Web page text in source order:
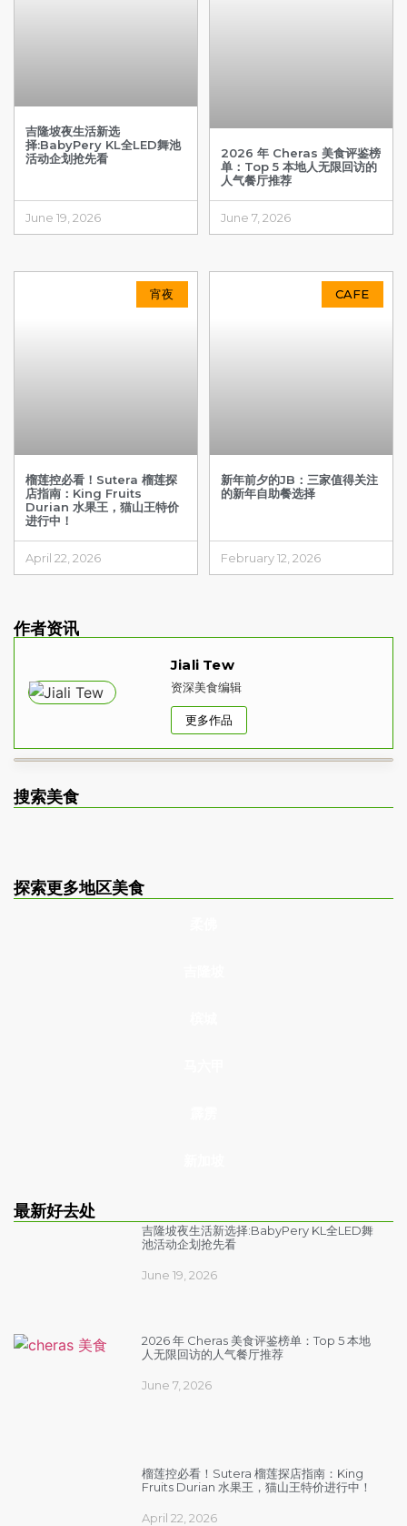
吉隆坡夜生活新选
择:BabyPery KL全LED舞池
活动企划抢先看
June 19, 2026
2026 年 Cheras 美食评鉴榜
单：Top 5 本地人无限回访的
人气餐厅推荐
June 7, 2026
宵夜
榴莲控必看！Sutera 榴莲探
店指南：King Fruits
Durian 水果王，猫山王特价
进行中！
April 22, 2026
CAFE
新年前夕的JB：三家值得关注
的新年自助餐选择
February 12, 2026
作者资讯
Jiali Tew
资深美食编辑
更多作品
搜索美食
探索更多地区美食
最新好去处
吉隆坡夜生活新选择:BabyPery KL全LED舞
池活动企划抢先看
June 19, 2026
2026 年 Cheras 美食评鉴榜单：Top 5 本地
人无限回访的人气餐厅推荐
June 7, 2026
榴莲控必看！Sutera 榴莲探店指南：King
Fruits Durian 水果王，猫山王特价进行中！
April 22, 2026